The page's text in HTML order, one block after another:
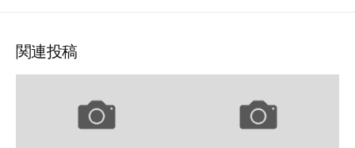
ア
ク
ー
ク
関連投稿